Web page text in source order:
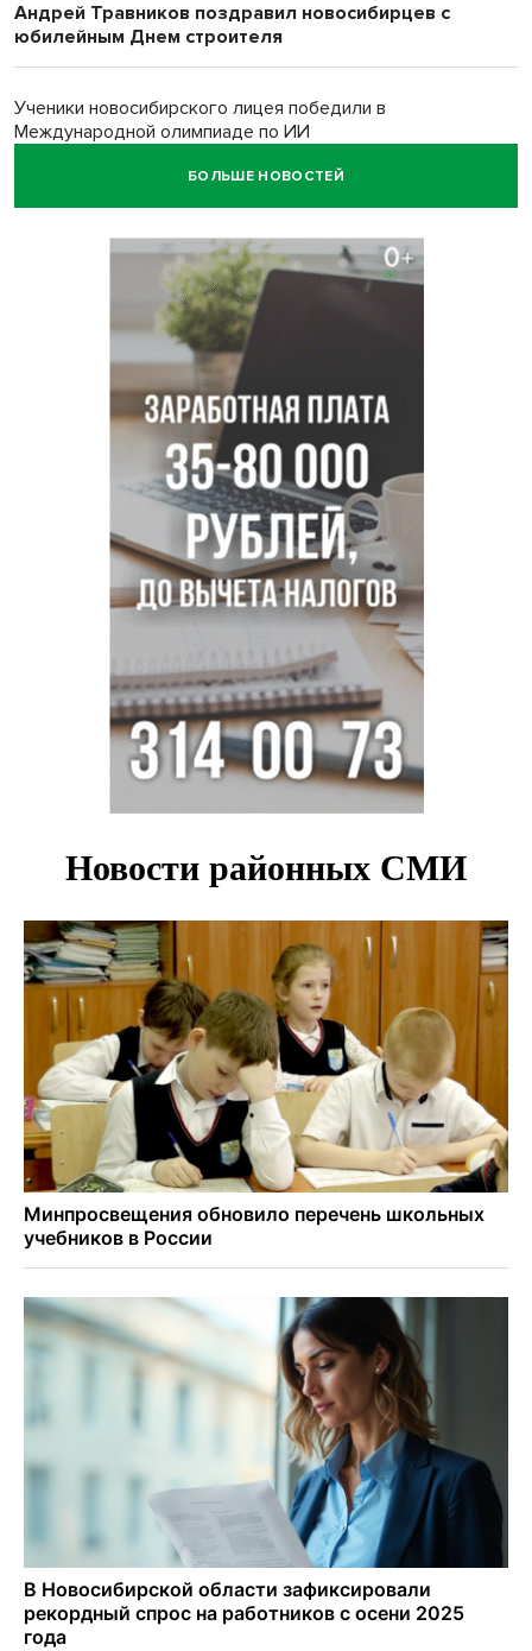
Андрей Травников поздравил новосибирцев с
юбилейным Днем строителя
Ученики новосибирского лицея победили в
Международной олимпиаде по ИИ
БОЛЬШЕ НОВОСТЕЙ